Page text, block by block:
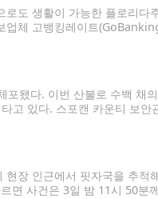
도 생활이 가능한 플로리다
체 고뱅킹레이트
됐다. 이번 산불로 수백 채
고 있다. 스포캔 카운티 보안
장 인근에서 핏자국을 추적
면 사건은 3일 밤 11시 50분